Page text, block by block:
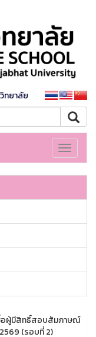
ทยาลัย
Toggle
อผู้มีสิทธิ์สอบสัมภาษณ์
(รอบที่ 2)